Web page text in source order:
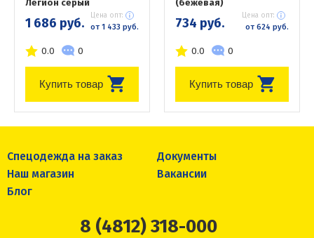
Легион серый
1 686 руб. Цена опт:
от 1 433 руб.
0.0 0
Купить товар
(бежевая)
734 руб. Цена опт:
от 624 руб.
0.0 0
Купить товар
Спецодежда на заказ
Документы
Наш магазин
Вакансии
Блог
8 (4812) 318-000